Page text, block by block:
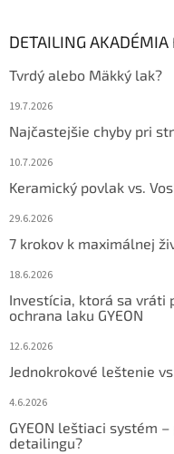
DETAILING AKADÉMIA
Tvrdý alebo Mäkký lak?
19.7.2026
Najčastejšie chyby pri
10.7.2026
Keramický povlak vs.
29.6.2026
7 krokov k maximálnej
18.6.2026
Investícia, ktorá sa vráti
ochrana laku GYEON
12.6.2026
Jednokrokové leštenie
4.6.2026
GYEON leštiaci systém
detailingu?